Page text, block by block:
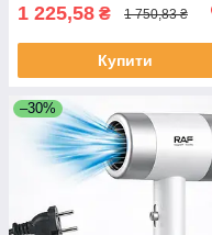
1 225,58 ₴ 1 750,83 ₴
Купити
–30%